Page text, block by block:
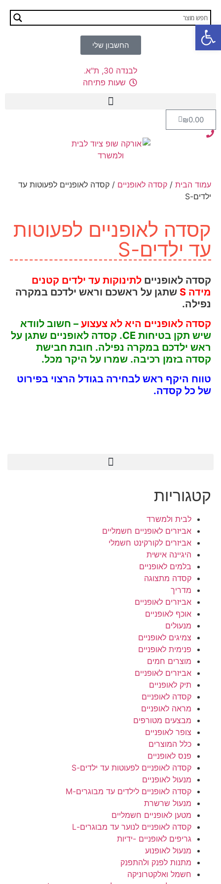
החשבון שלי
לבנדה 30, ת"א.
שעות פתיחה
₪0.00
עמוד הבית / קסדה לאופניים / קסדה לאופניים לפעוטות עד
ילדים-S
קסדה לאופניים לפעוטות
עד ילדים-S
קסדה לאופניים לתינוקות עד ילדים קטנים
מידה S
שתגן על ראשכם וראש ילדכם במקרה
נפילה.
קסדה לאופניים היא לא צעצוע – חשוב לוודא
שיש תקן בטיחות CE. קסדה לאופניים שתגן על
ראש ילדכם במקרה נפילה. חובת חבישת
קסדה בזמן רכיבה. שמרו על היקר מכל.
טווח היקף ראש לבחירה בגודל הרצוי בפירוט
של כל קסדה.
קטגוריות
לבית ולמשרד
אביזרים לאופניים חשמליים
אביזרים לקורקינט חשמלי
היגיינה אישית
בלמים לאופניים
קסדה מתצוגה
מדריך
אביזרים לאופניים
אוכף לאופניים
מנעולים
צמיגים לאופניים
פנימית לאופניים
מוצרים חמים
אביזרים לאופניים
תיק לאופניים
קסדה לאופניים
מראה לאופניים
מבצעים מטורפים
צופר לאופניים
כלל המוצרים
פנס לאופניים
קסדה לאופניים לפעוטות עד ילדים-S
מנעול לאופניים
קסדה לאופניים לילדים עד מבוגרים-M
מנעול שרשרת
מטען לאופניים חשמליים
קסדה לאופניים לנוער עד מבוגרים-L
גריפים לאופניים -ידיות
מנעול לאופנוע
מתנות לפנק ולהתפנק
חשמל ואלקטרוניקה
פתח סרגל נגישות